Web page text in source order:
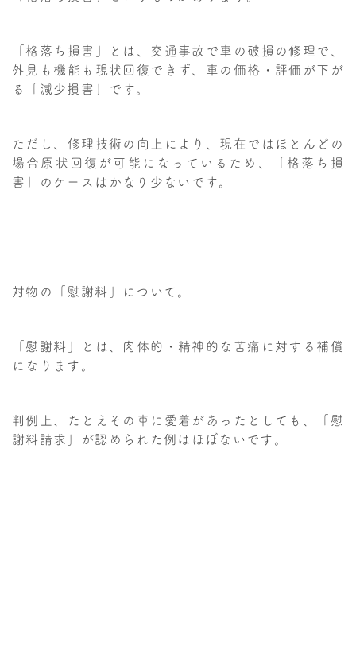
「格落ち損害」とは、交通事故で車の破損の修理で、
外見も機能も現状回復できず、車の価格・評価が下が
る「減少損害」です。
ただし、修理技術の向上により、現在ではほとんどの
場合原状回復が可能になっているため、「格落ち損
害」のケースはかなり少ないです。
対物の「慰謝料」について。
「慰謝料」とは、肉体的・精神的な苦痛に対する補償
になります。
判例上、たとえその車に愛着があったとしても、「慰
謝料請求」が認められた例はほぼないです。